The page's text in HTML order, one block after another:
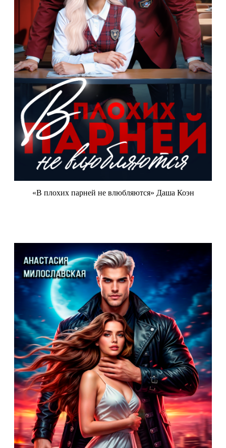
«В плохих парней не влюбляются» Даша Коэн